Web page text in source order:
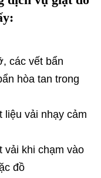
các vết bẩn
hòa tan trong
vải nhạy cảm
vải khi chạm vào
đồ